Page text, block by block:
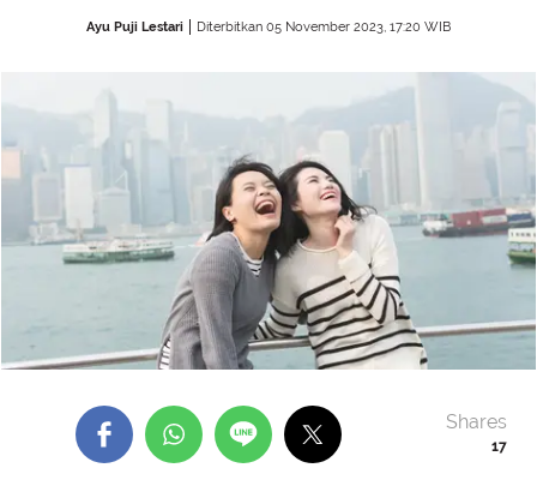
Ayu Puji Lestari Diterbitkan 05 November 2023, 17:20 WIB
17
Shares